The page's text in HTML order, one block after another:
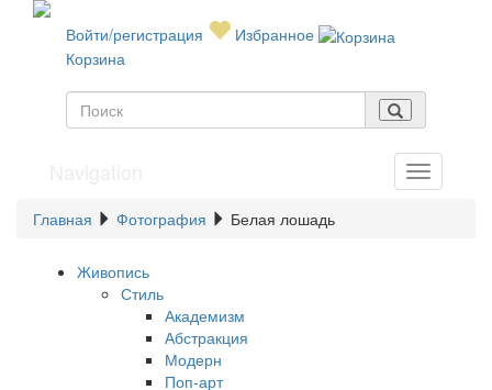
Войти/регистрация
Избранное
Корзина
Главная Фотография Белая лошадь
Живопись
Стиль
Академизм
Абстракция
Модерн
Поп-арт